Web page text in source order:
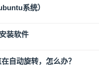
系统）
装软件
自动旋转，怎么办？